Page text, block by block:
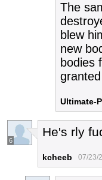
The
blew
new
bodies
Ultimate-
6
He's rly
kcheeb 07/23/